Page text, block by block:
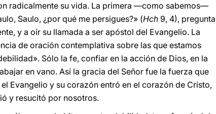
radicalmente su vida. La primera —como sabemos—
Saulo, ¿por qué me persigues?» (Hch 9, 4), pregunta
y a oír su llamada a ser apóstol del Evangelio. La
de oración contemplativa sobre las que estamos
Sólo la fe, confiar en la acción de Dios, en la
en vano. Así la gracia del Señor fue la fuerza que
Evangelio y su corazón entró en el corazón de Cristo,
y resucitó por nosotros.